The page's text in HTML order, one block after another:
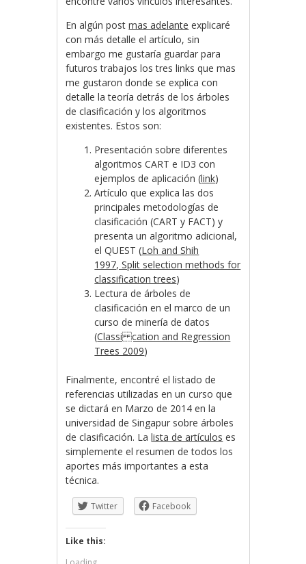
En algún postmas adelante explicaré
con más detalle el artículo, sin
embargo me gustaría guardar para
futuros trabajos los tres links que mas
me gustaron donde se explica con
detalle la teoría detrás de los árboles
de clasificación y los algoritmos
existentes. Estos son:
Presentación sobre diferentes
algoritmos CART e ID3 con
ejemplos de aplicación (link)
Artículo que explica las dos
principales metodologías de
clasificación (CART y FACT) y
presenta un algoritmo adicional,
el QUEST (Loh and Shih
1997, Split selection methods for
classification trees)
Lectura de árboles de
clasificación en el marco de un
curso de minería de datos
(Classi cation and Regression
Trees 2009)
Finalmente, encontré el listado de
referencias utilizadas en un curso que
se dictará en Marzo de 2014 en la
universidad de Singapur sobre árboles
de clasificación. Lalista de artículos es
simplemente el resumen de todos los
aportes más importantes a esta
técnica.
Twitter Facebook
Like this: